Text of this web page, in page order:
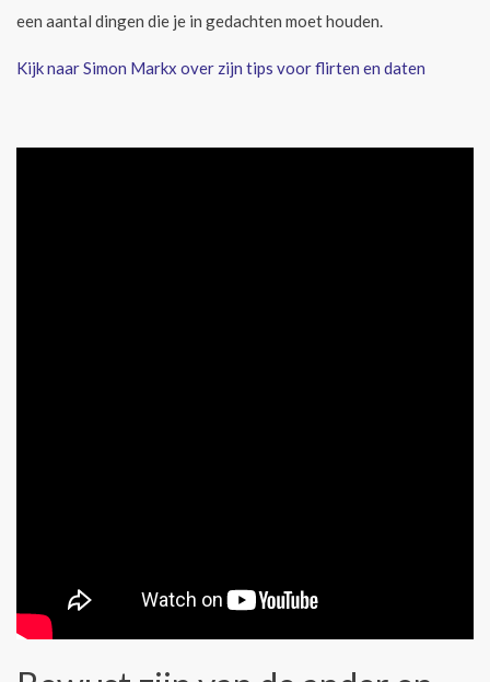
een aantal dingen die je in gedachten moet houden.
Kijk naar Simon Markx over zijn tips voor flirten en daten